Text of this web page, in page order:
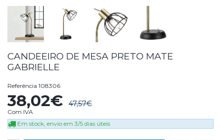
CANDEEIRO DE MESA PRETO MATE
GABRIELLE
Referência 108306
38,02€ 47,57€
Com IVA
Em stock, envio em 3/5 dias úteis